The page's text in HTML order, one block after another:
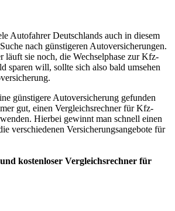
Autofahrer Deutschlands auch in diesem
nach günstigeren Autoversicherungen.
läuft sie noch, die Wechselphase zur Kfz-
sparen will, sollte sich also bald umsehen
günstigere Autoversicherung gefunden
gut, einen Vergleichsrechner für Kfz-
Hierbei gewinnt man schnell einen
verschiedenen Versicherungsangebote für
kostenloser Vergleichsrechner für